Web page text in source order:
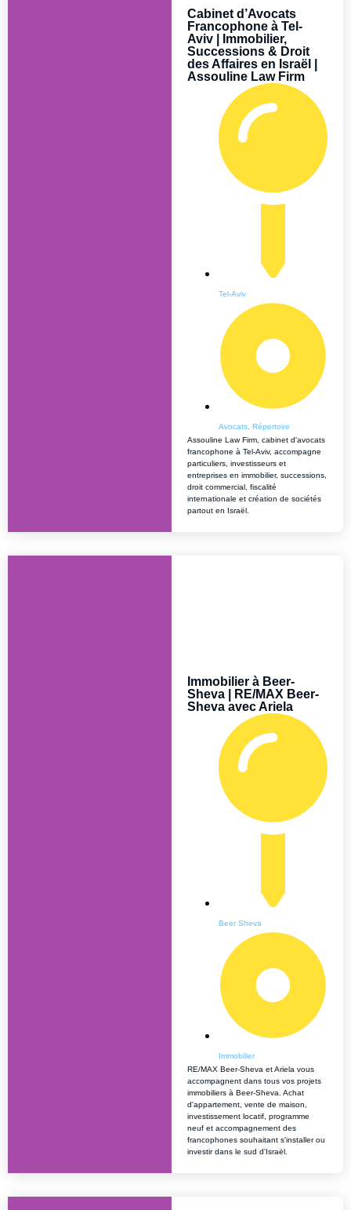
Cabinet d’Avocats
Francophone à Tel-
Aviv | Immobilier,
Successions & Droit
des Affaires en Israël |
Assouline Law Firm
Tel-Aviv
Avocats, Répertoire
Assouline Law Firm, cabinet d'avocats
francophone à Tel-Aviv, accompagne
particuliers, investisseurs et
entreprises en immobilier, successions,
droit commercial, fiscalité
internationale et création de sociétés
partout en Israël.
Immobilier à Beer-
Sheva | RE/MAX Beer-
Sheva avec Ariela
Beer Sheva
Immobilier
RE/MAX Beer-Sheva et Ariela vous
accompagnent dans tous vos projets
immobiliers à Beer-Sheva. Achat
d'appartement, vente de maison,
investissement locatif, programme
neuf et accompagnement des
francophones souhaitant s'installer ou
investir dans le sud d'Israël.